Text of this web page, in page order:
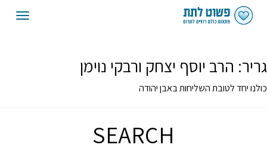
גריר: הרב יוסף יצחק ורבקי נוימן
כולנו יחד לטובת השליחות באבן יהודה
SEARCH